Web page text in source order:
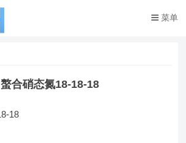
菜单
螯合硝态氮18-18-18